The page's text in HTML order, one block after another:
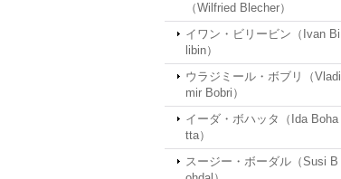
（Wilfried Blecher）
イワン・ビリービン（Ivan Bi
libin）
ウラジミール・ボブリ（Vladi
mir Bobri）
イーダ・ボハッタ（Ida Boha
tta）
スージー・ボーダル（Susi B